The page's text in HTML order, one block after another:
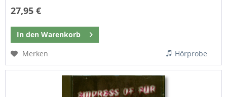
27,95 €
In den Warenkorb
Merken
Hörprobe